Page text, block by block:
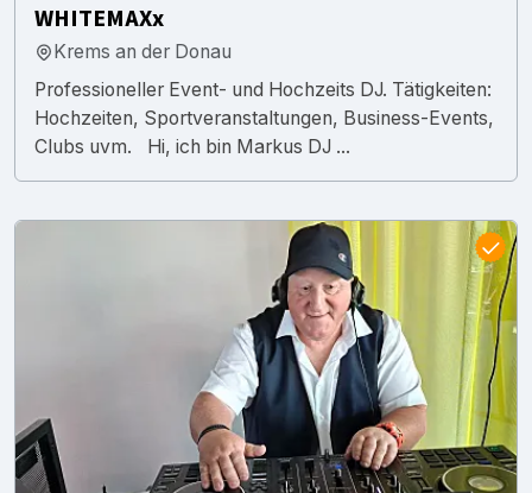
WHITEMAXx
Krems an der Donau
Professioneller Event- und Hochzeits DJ. Tätigkeiten:
Hochzeiten, Sportveranstaltungen, Business-Events,
Clubs uvm. Hi, ich bin Markus DJ ...